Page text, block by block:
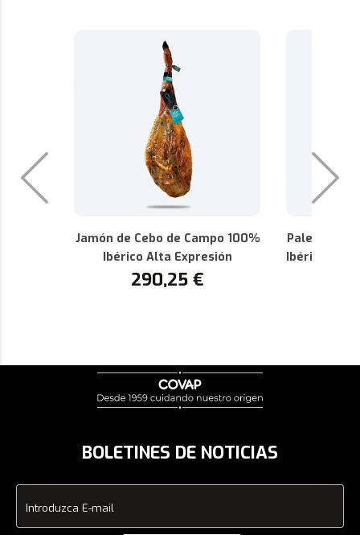
Jamón de Cebo de Campo 100%
Ibérico Alta Expresión
290,25 €
Paleta de
Ibérica Alta
BOLETINES DE NOTICIAS
Introduzca E-mail